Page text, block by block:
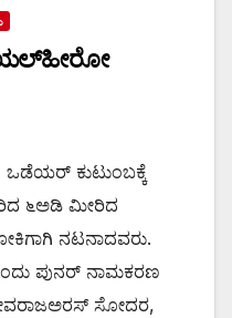
ಒಡೆಯರ್ ಕುಟುಂಬಕ್ಕೆ
೬ಅಡಿ ಮೀರಿದ
ನಟನಾದವರು.
ಎಂದು ಪುನರ್ ನಾಮಕರಣ
ಸೋದರ,